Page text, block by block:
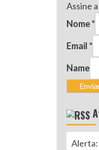
Assine
Nome*
Email*
Name
Alerta: